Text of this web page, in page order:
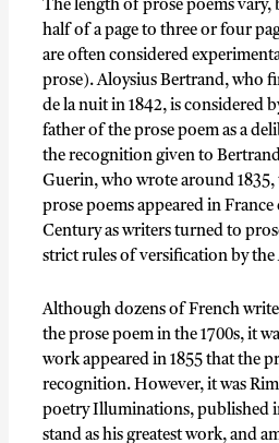
The length of prose poems vary,
half of a page to three or four
are often considered
prose). Aloysius Bertrand, who
de la nuit in 1842, is considered
father of the prose poem as a
the recognition given to
Guerin, who wrote around
prose poems appeared in
Century as writers turned to
strict rules of versification by the
Although dozens of French
the prose poem in the 1700s, it
work appeared in 1855 that the
recognition. However, it was
poetry Illuminations, published
stand as his greatest work, and